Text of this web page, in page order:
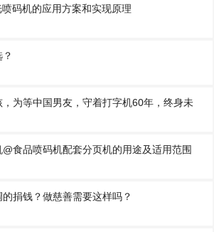
码机的应用方案和实现原理
为等中国男友，守着打字机60年，终身未
食品喷码机配套分页机的用途及适用范围
捐钱？做慈善需要这样吗？